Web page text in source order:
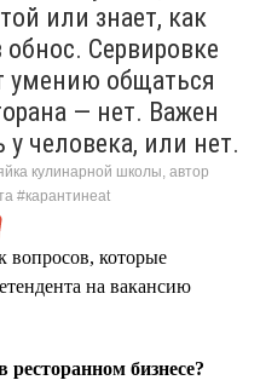
или знает, как
обнос. Сервировке
умению общаться
— нет. Важен
у человека, или нет.
кулинарной школы, автор
#карантинeat
вопросов, которые
на вакансию
бизнесе?